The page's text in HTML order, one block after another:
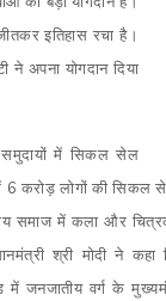
इतिहास रचा है।
अपना योगदान दिया
समुदायों में सिकल सेल
करोड़ लोगों की सिकल
समाज में कला और
श्री मोदी ने
में जनजातीय वर्ग के